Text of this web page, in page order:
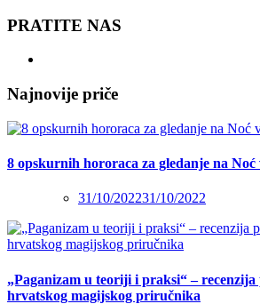
PRATITE NAS
Najnovije priče
8 opskurnih hororaca za gledanje na Noć
31/10/202231/10/2022
„Paganizam u teoriji i praksi“ –
hrvatskog magijskog priručnika